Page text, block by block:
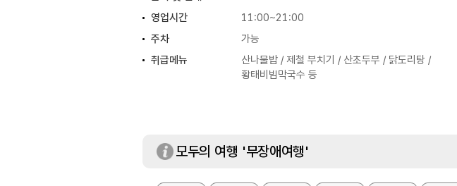
영업시간
11:00~21:00
주차
가능
취급메뉴
산나물밥 / 제철 부치기 / 산초두부 / 닭도리탕 /
황태비빔막국수 등
모두의 여행 '무장애여행'